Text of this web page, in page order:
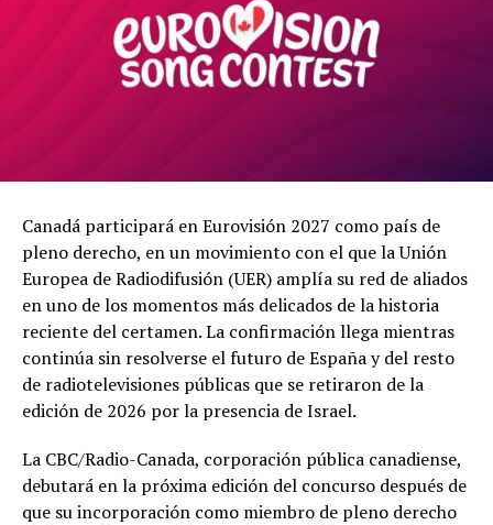
Canadá participará en Eurovisión 2027 como país de
pleno derecho, en un movimiento con el que la Unión
Europea de Radiodifusión (UER) amplía su red de aliados
en uno de los momentos más delicados de la historia
reciente del certamen. La confirmación llega mientras
continúa sin resolverse el futuro de España y del resto
de radiotelevisiones públicas que se retiraron de la
edición de 2026 por la presencia de Israel.
La CBC/Radio-Canada, corporación pública canadiense,
debutará en la próxima edición del concurso después de
que su incorporación como miembro de pleno derecho